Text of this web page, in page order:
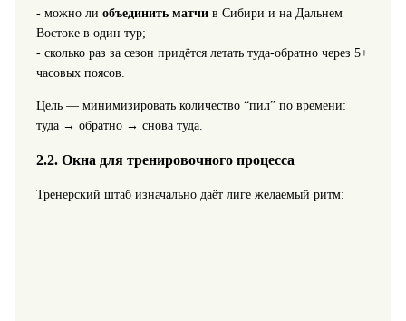
- можно ли объединить матчив Сибири и на Дальнем
Востоке в один тур;
- сколько раз за сезон придётся летать туда‑обратно через 5+
часовых поясов.
Цель — минимизировать количество “пил” по времени:
туда → обратно → снова туда.
2.2. Окна для тренировочного процесса
Тренерский штаб изначально даёт лиге желаемый ритм: